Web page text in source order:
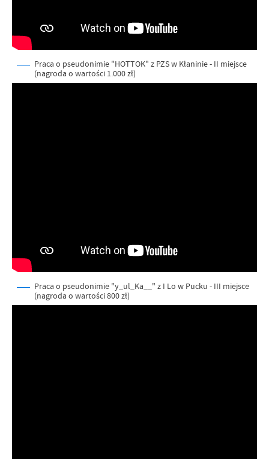
Praca o pseudonimie "HOTTOK" z PZS w Kłaninie - II miejsce
(nagroda o wartości 1.000 zł)
Praca o pseudonimie "y_ul_Ka__" z I Lo w Pucku - III miejsce
(nagroda o wartości 800 zł)